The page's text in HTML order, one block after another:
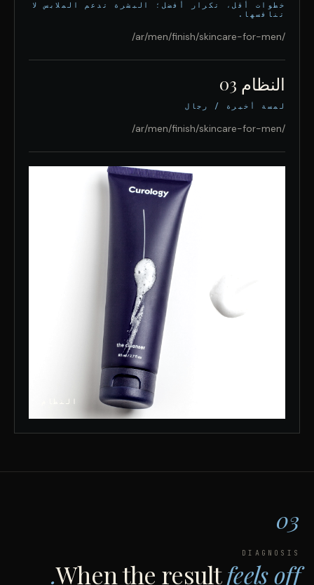
خطوات أقل، تكرار أفضل؛ البشرة تدعم الملابس لا
تنافسها.
/ar/men/finish/skincare-for-men/
النظام 03
لمسة أخيرة / رجال
/ar/men/finish/skincare-for-men/
النظام
03
DIAGNOSIS
When the resultfeels off.